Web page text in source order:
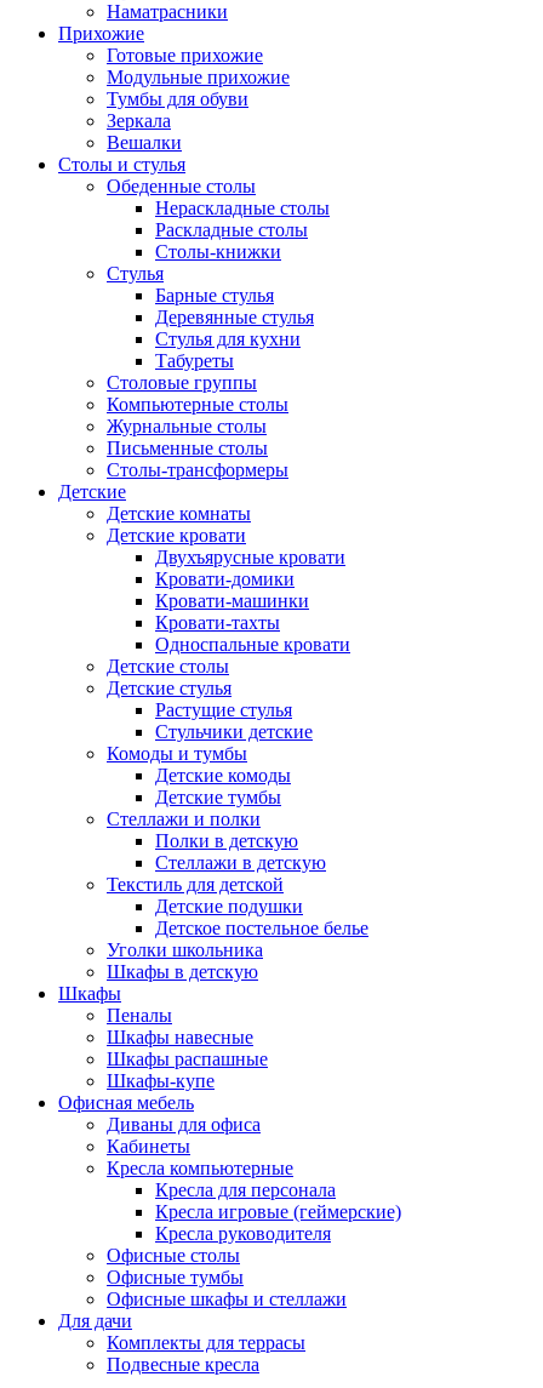
Наматрасники
Прихожие
Готовые прихожие
Модульные прихожие
Тумбы для обуви
Зеркала
Вешалки
Столы и стулья
Обеденные столы
Нераскладные столы
Раскладные столы
Столы-книжки
Стулья
Барные стулья
Деревянные стулья
Стулья для кухни
Табуреты
Столовые группы
Компьютерные столы
Журнальные столы
Письменные столы
Столы-трансформеры
Детские
Детские комнаты
Детские кровати
Двухъярусные кровати
Кровати-домики
Кровати-машинки
Кровати-тахты
Односпальные кровати
Детские столы
Детские стулья
Растущие стулья
Стульчики детские
Комоды и тумбы
Детские комоды
Детские тумбы
Стеллажи и полки
Полки в детскую
Стеллажи в детскую
Текстиль для детской
Детские подушки
Детское постельное белье
Уголки школьника
Шкафы в детскую
Шкафы
Пеналы
Шкафы навесные
Шкафы распашные
Шкафы-купе
Офисная мебель
Диваны для офиса
Кабинеты
Кресла компьютерные
Кресла для персонала
Кресла игровые (геймерские)
Кресла руководителя
Офисные столы
Офисные тумбы
Офисные шкафы и стеллажи
Для дачи
Комплекты для террасы
Подвесные кресла